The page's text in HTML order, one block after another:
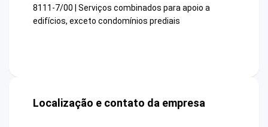
8111-7/00 | Serviços combinados para apoio a
edifícios, exceto condomínios prediais
Localização e contato da empresa